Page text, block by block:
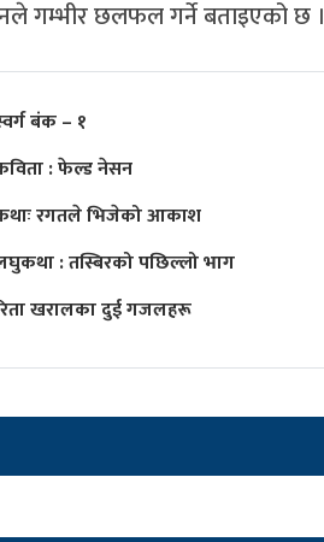
गम्भीर छलफल गर्ने बताइएको छ ।
बंक – १
: फेल्ड नेसन
रगतले भिजेको आकाश
: तस्बिरको पछिल्लो भाग
खरालका दुई गजलहरू